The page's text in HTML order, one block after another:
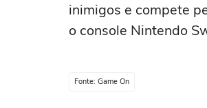
inimigos e compete
o console Nintendo
Fonte: Game On